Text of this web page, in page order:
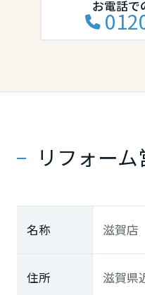
お電話で
リフォー
名称 滋賀
住所 滋賀県
中国・四国エリア